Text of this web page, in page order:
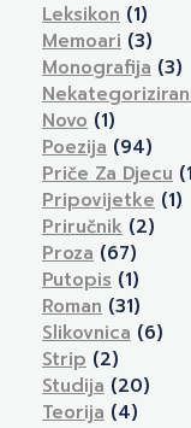
Leksikon (1)
Memoari (3)
Monografija (3)
Novo (1)
Poezija (94)
Priče Za Djecu
Pripovijetke (1)
Priručnik (2)
Proza (67)
Putopis (1)
Roman (31)
Slikovnica (6)
Strip (2)
Studija (20)
Teorija (4)